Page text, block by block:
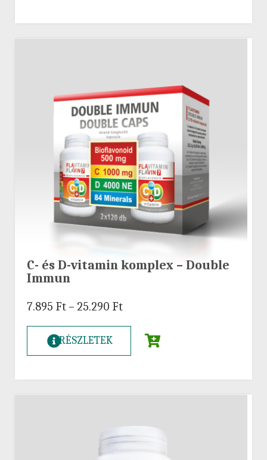
C- és D-vitamin komplex – Double
Immun
7.895 Ft – 25.290 Ft
RÉSZLETEK